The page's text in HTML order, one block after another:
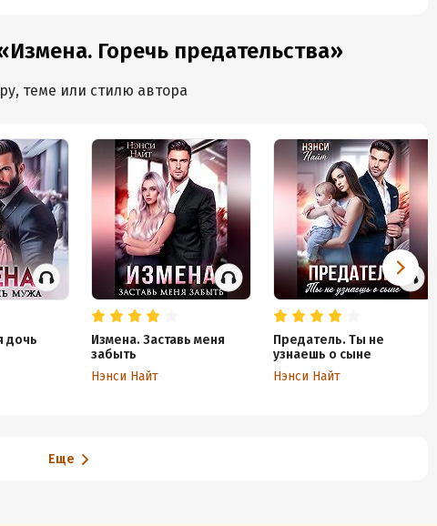
Горечь предательства»
теме или стилю автора
дочь
Измена. Заставь меня
забыть
Нэнси Найт
Предатель. Ты не
узнаешь о сыне
Нэнси Найт
Еще